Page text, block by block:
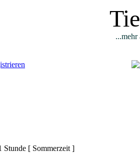
...mehr
[ Sommerzeit ]